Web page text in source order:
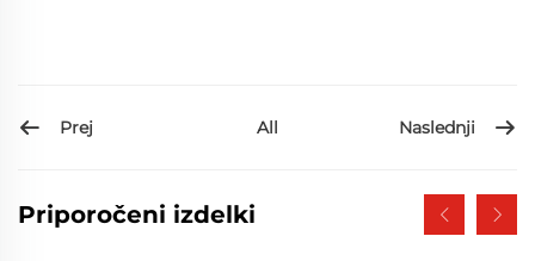
Prej All Naslednji
Priporočeni izdelki